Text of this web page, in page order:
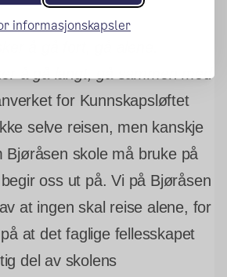
informasjonskapsler
å gå langt, gå sammen med
for Kunnskapsløftet
selve reisen, men kanskje
Bjøråsen skole må bruke på
oss ut på. Vi på Bjøråsen
at ingen skal reise alene, for
at det faglige fellesskapet
del av skolens